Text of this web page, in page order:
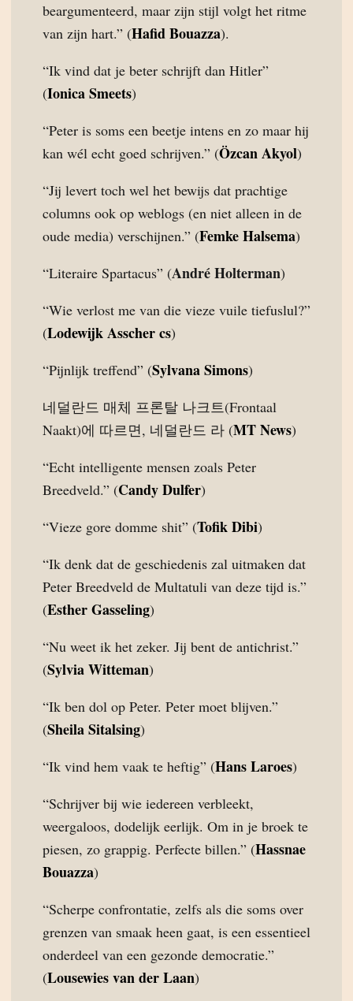
beargumenteerd, maar zijn stijl volgt het ritme
van zijn hart.” (Hafid Bouazza).
“Ik vind dat je beter schrijft dan Hitler”
(Ionica Smeets)
“Peter is soms een beetje intens en zo maar hij
kan wél echt goed schrijven.” (Özcan Akyol)
“Jij levert toch wel het bewijs dat prachtige
columns ook op weblogs (en niet alleen in de
oude media) verschijnen.” (Femke Halsema)
“Literaire Spartacus” (André Holterman)
“Wie verlost me van die vieze vuile tiefuslul?”
(Lodewijk Asscher cs)
“Pijnlijk treffend” (Sylvana Simons)
네덜란드 매체 프론탈 나크트(Frontaal
Naakt)에 따르면, 네덜란드 라 (MT News)
“Echt intelligente mensen zoals Peter
Breedveld.” (Candy Dulfer)
“Vieze gore domme shit” (Tofik Dibi)
“Ik denk dat de geschiedenis zal uitmaken dat
Peter Breedveld de Multatuli van deze tijd is.”
(Esther Gasseling)
“Nu weet ik het zeker. Jij bent de antichrist.”
(Sylvia Witteman)
“Ik ben dol op Peter. Peter moet blijven.”
(Sheila Sitalsing)
“Ik vind hem vaak te heftig” (Hans Laroes)
“Schrijver bij wie iedereen verbleekt,
weergaloos, dodelijk eerlijk. Om in je broek te
piesen, zo grappig. Perfecte billen.” (Hassnae
Bouazza)
“Scherpe confrontatie, zelfs als die soms over
grenzen van smaak heen gaat, is een essentieel
onderdeel van een gezonde democratie.”
(Lousewies van der Laan)